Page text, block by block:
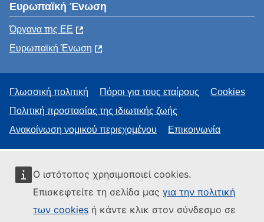
Ο ιστότοπος χρησιμοποιεί cookies.
Επισκεφτείτε τη σελίδα μας για την πολιτική
των cookies ή κάντε κλικ στον σύνδεσμο σε
Ευρωπαϊκή Ένωση
Όργανα της ΕΕ
Ευρωπαϊκή Ένωση
Γλωσσική πολιτική Πόροι για τους εταίρους
Cookies
Πολιτική προστασίας της ιδιωτικής ζωής
Ανακοίνωση νομικού περιεχομένου
Επικοινωνία